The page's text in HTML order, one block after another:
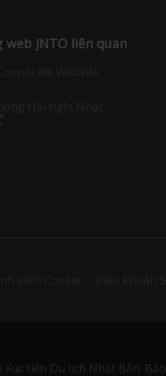
web JNTO liên quan
tiến Du lịch Nhật Bản.